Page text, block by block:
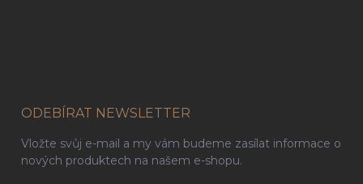
ODEBÍRAT NEWSLETTER
Vložte svůj e-mail a my vám budeme zasílat informace o
nových produktech na našem e-shopu.